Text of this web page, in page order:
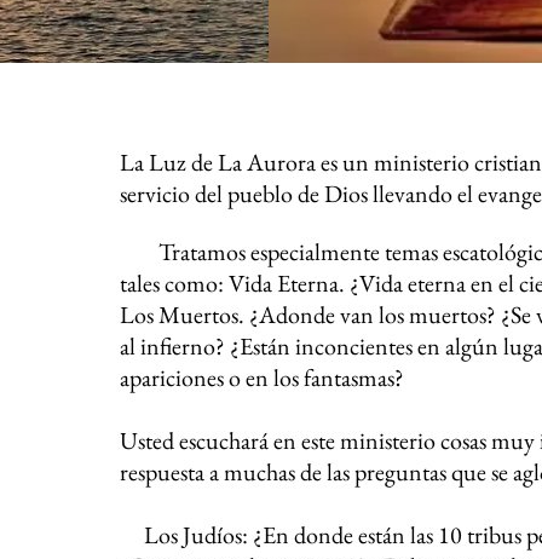
La Luz de La Aurora es un ministerio
servicio del pueblo de Dios llevando el
Tratamos especialmente temas
tales como: Vida Eterna. ¿Vida eterna en el
Los Muertos. ¿Adonde van los muertos?
al infierno? ¿Están inconcientes en algún
apariciones o en los fantasmas?
Usted escuchará en este ministerio cosas
respuesta a muchas de las preguntas que se
Los Judíos: ¿En donde están las 10 tribus